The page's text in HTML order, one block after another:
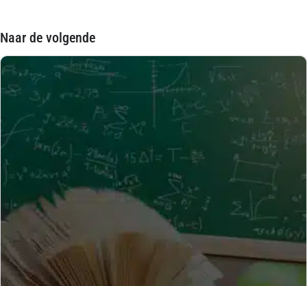
Naar de volgende